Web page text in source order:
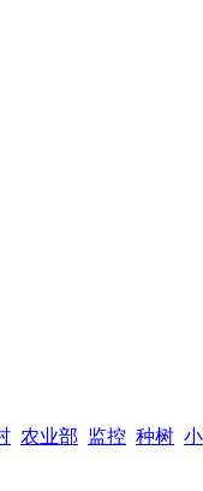
农业部 监控 种树